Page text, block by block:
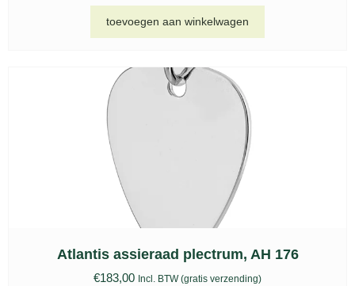
toevoegen aan winkelwagen
Atlantis assieraad plectrum, AH 176
€183,00 Incl. BTW (gratis verzending)